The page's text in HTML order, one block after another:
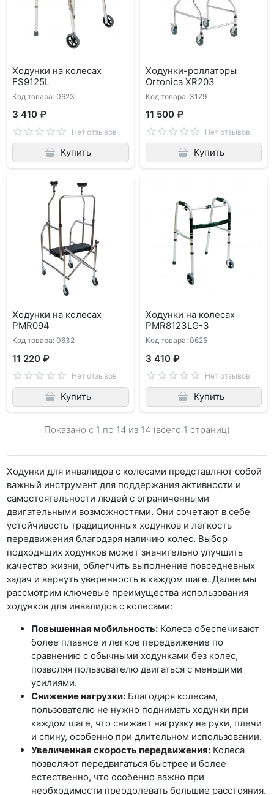
Ходунки на колесах
FS9125L
Код товара: 0623
3 410 ₽
Нет отзывов
Купить
Ходунки-роллаторы
Ortonica XR203
Код товара: 3179
11 500 ₽
Нет отзывов
Купить
Ходунки на колесах
PMR094
Код товара: 0632
11 220 ₽
Нет отзывов
Купить
Ходунки на колесах
PMR8123LG-3
Код товара: 0625
3 410 ₽
Нет отзывов
Купить
Показано с 1 по 14 из 14 (всего 1 страниц)
Ходунки для инвалидов с колесами представляют собой
важный инструмент для поддержания активности и
самостоятельности людей с ограниченными
двигательными возможностями. Они сочетают в себе
устойчивость традиционных ходунков и легкость
передвижения благодаря наличию колес. Выбор
подходящих ходунков может значительно улучшить
качество жизни, облегчить выполнение повседневных
задач и вернуть уверенность в каждом шаге. Далее мы
рассмотрим ключевые преимущества использования
ходунков для инвалидов с колесами:
Повышенная мобильность: Колеса обеспечивают
более плавное и легкое передвижение по
сравнению с обычными ходунками без колес,
позволяя пользователю двигаться с меньшими
усилиями.
Снижение нагрузки: Благодаря колесам,
пользователю не нужно поднимать ходунки при
каждом шаге, что снижает нагрузку на руки, плечи
и спину, особенно при длительном использовании.
Увеличенная скорость передвижения: Колеса
позволяют передвигаться быстрее и более
естественно, что особенно важно при
необходимости преодолевать большие расстояния.